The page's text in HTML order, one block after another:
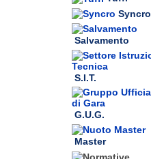
Syncro
Salvamento
S.I.T.
G.U.G.
Master